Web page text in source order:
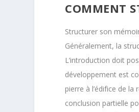
COMMENT
Structurer son
Généralement, la
L’introduction doit
développement est
pierre à l’édifice de
conclusion partielle